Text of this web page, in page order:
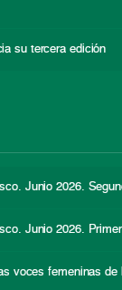
su tercera edición
Junio 2026.
Junio 2026.
voces femeninas de